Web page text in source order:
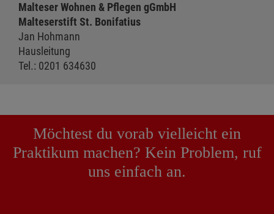
Malteser Wohnen & Pflegen gGmbH
Malteserstift St. Bonifatius
Jan Hohmann
Hausleitung
Tel.: 0201 634630
Möchtest du vorab vielleicht ein
Praktikum machen? Kein Problem, ruf
uns einfach an.